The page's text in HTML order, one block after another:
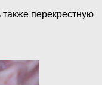
перекрестную